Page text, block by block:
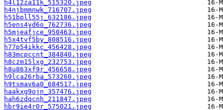
h4l12za11k_515320.jpeg
h4njbmmnwk_716707.jpeg
h51bpll55j_632186.jpeg
h5ens4yd6o_762736.jpeg
h5mjeafjce_950463.jpeg
h5x4tvf5by_808516.jpeg
h77p54ikkc_456428.jpeg
h83mcpccnt_384840.jpeg
h8czm15lxg_232753.jpeg
h8u863xf9r_456658.jpeg
h9lca26rba_573260.jpeg
h9tsmav6a0_684517.jpeg
haakxg9ojn_357476.jpeg
hah6zdqcnh_211847.jpeg
hbr9ie4r0r_575021.jpeg